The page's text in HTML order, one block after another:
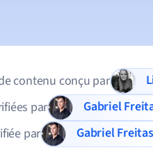
contenu conçu par
par
Gabriel
par
Gabriel Freitas